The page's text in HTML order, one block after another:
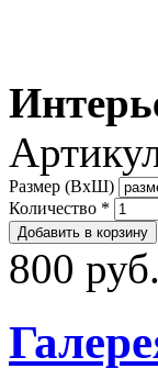
Размер (ВxШ)
Количество *
800 руб.